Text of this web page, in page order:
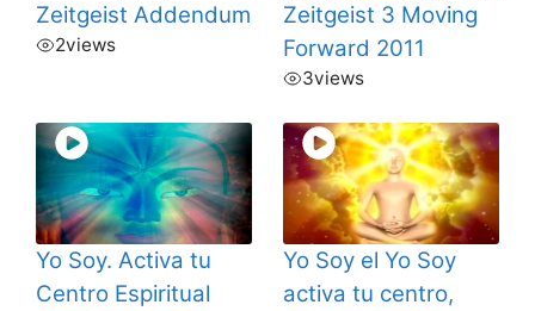
Zeitgeist Addendum
2views
Zeitgeist 3 Moving
Forward 2011
3views
Yo Soy. Activa tu
Centro Espiritual
Yo Soy el Yo Soy
activa tu centro,